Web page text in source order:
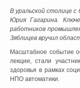
В уральской столице с
Юрия Гагарина.
работников
Зяблицев вручил
Масштабное событие
лекции, стали
здоровья в рамках
НПО автоматики.